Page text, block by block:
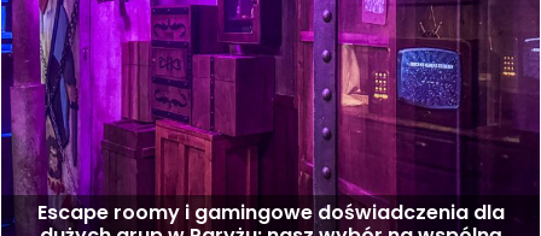
Escape roomy i gamingowe doświadczenia dla